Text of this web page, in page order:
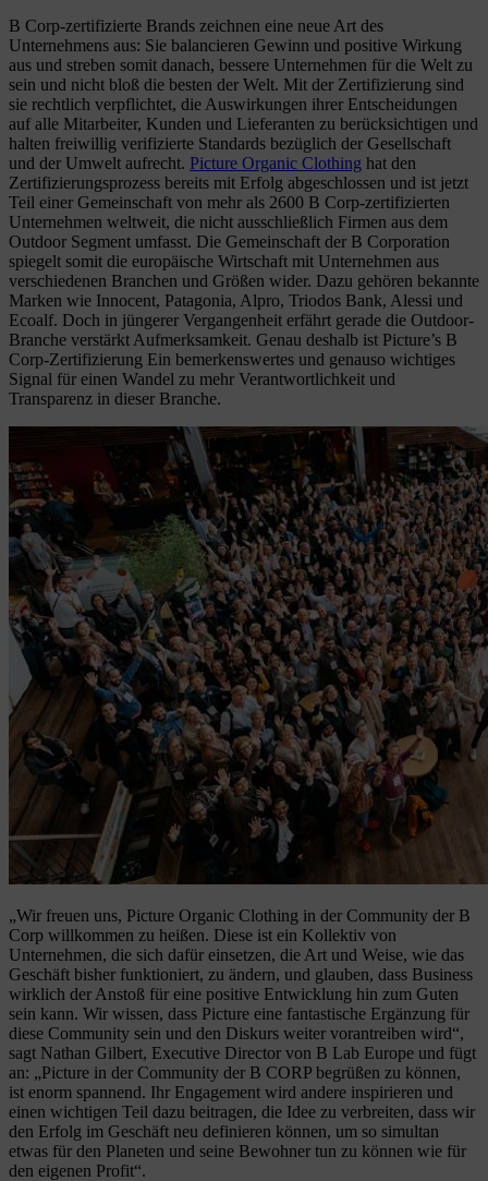
B Corp-zertifizierte Brands zeichnen eine neue Art des
Unternehmens aus: Sie balancieren Gewinn und positive Wirkung
aus und streben somit danach, bessere Unternehmen für die Welt zu
sein und nicht bloß die besten der Welt. Mit der Zertifizierung sind
sie rechtlich verpflichtet, die Auswirkungen ihrer Entscheidungen
auf alle Mitarbeiter, Kunden und Lieferanten zu berücksichtigen und
halten freiwillig verifizierte Standards bezüglich der Gesellschaft
und der Umwelt aufrecht. Picture Organic Clothing hat den
Zertifizierungsprozess bereits mit Erfolg abgeschlossen und ist jetzt
Teil einer Gemeinschaft von mehr als 2600 B Corp-zertifizierten
Unternehmen weltweit, die nicht ausschließlich Firmen aus dem
Outdoor Segment umfasst. Die Gemeinschaft der B Corporation
spiegelt somit die europäische Wirtschaft mit Unternehmen aus
verschiedenen Branchen und Größen wider. Dazu gehören bekannte
Marken wie Innocent, Patagonia, Alpro, Triodos Bank, Alessi und
Ecoalf. Doch in jüngerer Vergangenheit erfährt gerade die Outdoor-
Branche verstärkt Aufmerksamkeit. Genau deshalb ist Picture’s B
Corp-Zertifizierung Ein bemerkenswertes und genauso wichtiges
Signal für einen Wandel zu mehr Verantwortlichkeit und
Transparenz in dieser Branche.
„Wir freuen uns, Picture Organic Clothing in der Community der B
Corp willkommen zu heißen. Diese ist ein Kollektiv von
Unternehmen, die sich dafür einsetzen, die Art und Weise, wie das
Geschäft bisher funktioniert, zu ändern, und glauben, dass Business
wirklich der Anstoß für eine positive Entwicklung hin zum Guten
sein kann. Wir wissen, dass Picture eine fantastische Ergänzung für
diese Community sein und den Diskurs weiter vorantreiben wird“,
sagt Nathan Gilbert, Executive Director von B Lab Europe und fügt
an: „Picture in der Community der B CORP begrüßen zu können,
ist enorm spannend. Ihr Engagement wird andere inspirieren und
einen wichtigen Teil dazu beitragen, die Idee zu verbreiten, dass wir
den Erfolg im Geschäft neu definieren können, um so simultan
etwas für den Planeten und seine Bewohner tun zu können wie für
den eigenen Profit“.